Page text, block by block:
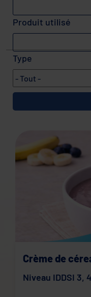
Produit utilisé
Type
Crème de
Niveau IDDSI 3, 4